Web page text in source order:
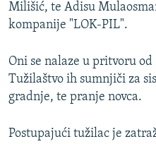
TRI DECENIJE OD RATA U BIH
NASTANAK I RASPAD JUGOSLAVIJE
Milišić, te Adisu
kompanije "LOK-PIL".
Oni se nalaze u pritvoru
Tužilaštvo ih sumnjiči za
gradnje, te pranje novca.
Postupajući tužilac je